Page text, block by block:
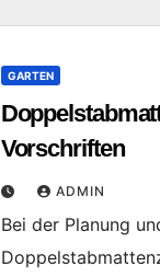
GARTEN
Vorschriften
ADMIN
Bei der Planung